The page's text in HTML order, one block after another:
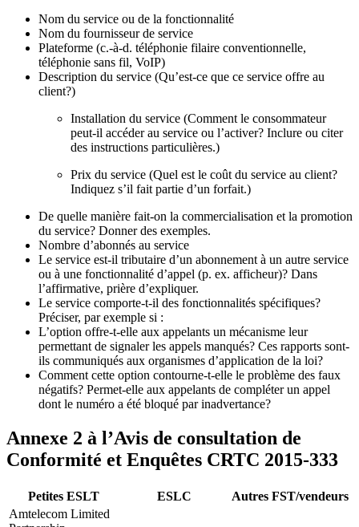
Nom du service ou de la fonctionnalité
Nom du fournisseur de service
Plateforme (c.-à-d. téléphonie filaire conventionnelle,
téléphonie sans fil, VoIP)
Description du service (Qu’est-ce que ce service offre au
client?)
Installation du service (Comment le consommateur
peut-il accéder au service ou l’activer? Inclure ou citer
des instructions particulières.)
Prix du service (Quel est le coût du service au client?
Indiquez s’il fait partie d’un forfait.)
De quelle manière fait-on la commercialisation et la promotion
du service? Donner des exemples.
Nombre d’abonnés au service
Le service est-il tributaire d’un abonnement à un autre service
ou à une fonctionnalité d’appel (p. ex. afficheur)? Dans
l’affirmative, prière d’expliquer.
Le service comporte-t-il des fonctionnalités spécifiques?
Préciser, par exemple si :
L’option offre-t-elle aux appelants un mécanisme leur
permettant de signaler les appels manqués? Ces rapports sont-
ils communiqués aux organismes d’application de la loi?
Comment cette option contourne-t-elle le problème des faux
négatifs? Permet-elle aux appelants de compléter un appel
dont le numéro a été bloqué par inadvertance?
Annexe 2 à l’Avis de consultation de
Conformité et Enquêtes CRTC 2015-333
Petites ESLT ESLC
Autres FST/vendeurs
Amtelecom Limited